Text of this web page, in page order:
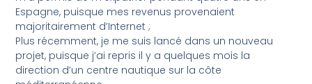
Espagne, puisque mes revenus provenaient
majoritairement d’Internet ;
Plus récemment, je me suis lancé dans un nouveau
projet, puisque j’ai repris il y a quelques mois la
direction d’un centre nautique sur la côte